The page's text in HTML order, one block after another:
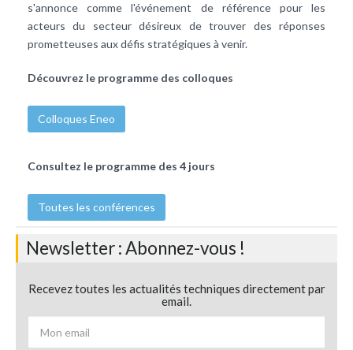
s'annonce comme l'événement de référence pour les
acteurs du secteur désireux de trouver des réponses
prometteuses aux défis stratégiques à venir.
Découvrez le programme des colloques
Colloques Eneo
Consultez le programme des 4 jours
Toutes les conférences
Newsletter : Abonnez-vous !
Recevez toutes les actualités techniques directement par
email.